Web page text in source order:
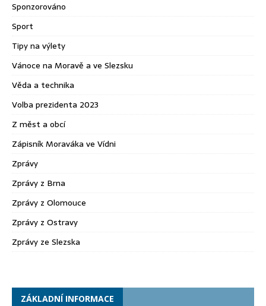
Sponzorováno
Sport
Tipy na výlety
Vánoce na Moravě a ve Slezsku
Věda a technika
Volba prezidenta 2023
Z měst a obcí
Zápisník Moraváka ve Vídni
Zprávy
Zprávy z Brna
Zprávy z Olomouce
Zprávy z Ostravy
Zprávy ze Slezska
ZÁKLADNÍ INFORMACE